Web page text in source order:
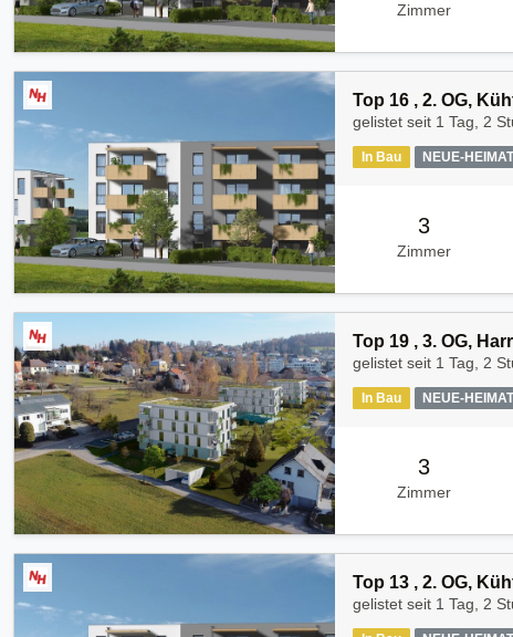
Zimmer
Top 16 , 2. OG,
gelistet seit 1 Tag, 2
In Bau NEUE-
3
Zimmer
Top 19 , 3. OG,
gelistet seit 1 Tag, 2
In Bau NEUE-
3
Zimmer
Top 13 , 2. OG,
gelistet seit 1 Tag, 2